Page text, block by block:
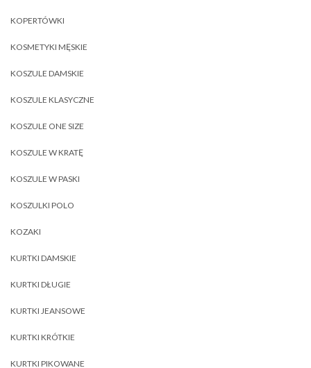
KOPERTÓWKI
KOSMETYKI MĘSKIE
KOSZULE DAMSKIE
KOSZULE KLASYCZNE
KOSZULE ONE SIZE
KOSZULE W KRATĘ
KOSZULE W PASKI
KOSZULKI POLO
KOZAKI
KURTKI DAMSKIE
KURTKI DŁUGIE
KURTKI JEANSOWE
KURTKI KRÓTKIE
KURTKI PIKOWANE